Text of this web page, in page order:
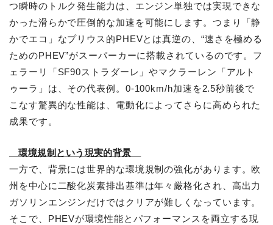
つ瞬時のトルク発生能力は、エンジン単独では実現できな
かった滑らかで圧倒的な加速を可能にします。つまり「静
かでエコ」なプリウス的PHEVとは真逆の、“速さを極める
ためのPHEV”がスーパーカーに搭載されているのです。フ
ェラーリ「SF90ストラダーレ」やマクラーレン「アルト
ゥーラ」は、その代表例。0-100km/h加速を2.5秒前後で
こなす驚異的な性能は、電動化によってさらに高められた
成果です。
環境規制という現実的背景
一方で、背景には世界的な環境規制の強化があります。欧
州を中心に二酸化炭素排出基準は年々厳格化され、高出力
ガソリンエンジンだけではクリアが難しくなっています。
そこで、PHEVが環境性能とパフォーマンスを両立する現